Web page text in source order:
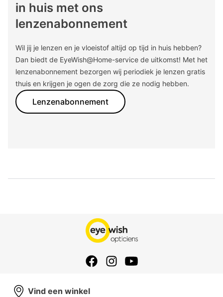
in huis met ons
lenzenabonnement
Wil jij je lenzen en je vloeistof altijd op tijd in huis hebben?
Dan biedt de EyeWish@Home-service de uitkomst! Met het
lenzenabonnement bezorgen wij periodiek je lenzen gratis
thuis en krijgen je ogen de zorg die ze nodig hebben.
Lenzenabonnement
Vind een winkel